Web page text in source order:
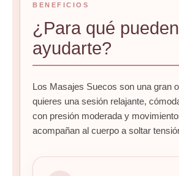
BENEFICIOS
¿Para qué pueden
ayudarte?
Los Masajes Suecos son una gran
quieres una sesión relajante,
con presión moderada y
acompañan al cuerpo a soltar